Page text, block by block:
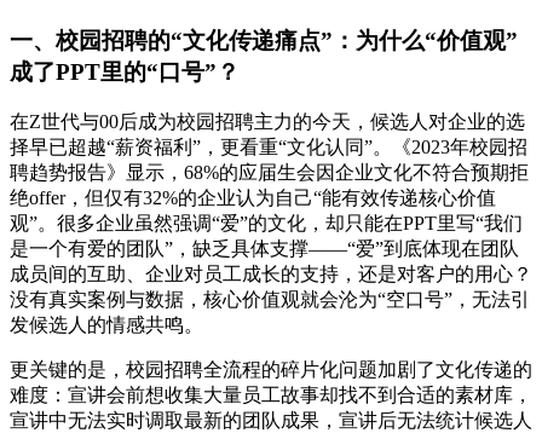
一、校园招聘的“文化传递痛点”：为什么“价值观”
成了PPT里的“口号”？
在Z世代与00后成为校园招聘主力的今天，候选人对企业的选
择早已超越“薪资福利”，更看重“文化认同”。《2023年校园招
聘趋势报告》显示，68%的应届生会因企业文化不符合预期拒
绝offer，但仅有32%的企业认为自己“能有效传递核心价值
观”。很多企业虽然强调“爱”的文化，却只能在PPT里写“我们
是一个有爱的团队”，缺乏具体支撑——“爱”到底体现在团队
成员间的互助、企业对员工成长的支持，还是对客户的用心？
没有真实案例与数据，核心价值观就会沦为“空口号”，无法引
发候选人的情感共鸣。
更关键的是，校园招聘全流程的碎片化问题加剧了文化传递的
难度：宣讲会前想收集大量员工故事却找不到合适的素材库，
宣讲中无法实时调取最新的团队成果，宣讲后无法统计候选人